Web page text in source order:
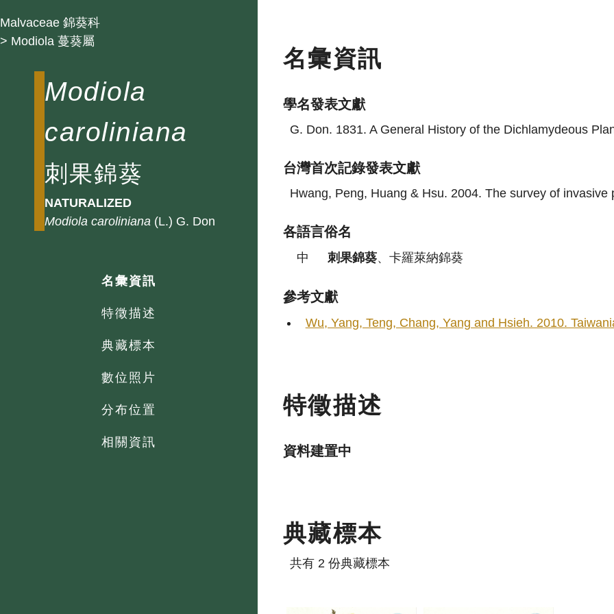
Malvaceae 錦葵科
> Modiola 蔓葵屬
Modiola
caroliniana
刺果錦葵
NATURALIZED
Modiola caroliniana (L.) G. Don
名彙資訊
特徵描述
典藏標本
數位照片
分布位置
相關資訊
名彙資訊
學名發表文獻
G. Don. 1831. A General History of the Dichlamydeous
台灣首次記錄發表文獻
Hwang, Peng, Huang & Hsu. 2004. The survey of invasive
各語言俗名
中 刺果錦葵、卡羅萊納錦葵
參考文獻
Wu, Yang, Teng, Chang, Yang and Hsieh. 2010.
特徵描述
資料建置中
典藏標本
共有 2 份典藏標本